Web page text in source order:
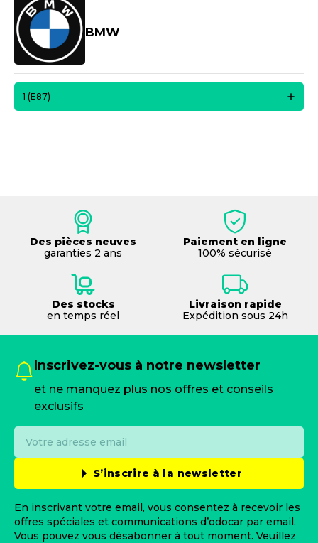
BMW
1 (E87)
Des pièces neuves
garanties 2 ans
Paiement en ligne
100% sécurisé
Des stocks
en temps réel
Livraison rapide
Expédition sous 24h
Inscrivez-vous à notre newsletter
et ne manquez plus nos offres et conseils
exclusifs
S’inscrire à la newsletter
En inscrivant votre email, vous consentez à recevoir les
offres spéciales et communications d’odocar par email.
Vous pouvez vous désabonner à tout moment. Veuillez